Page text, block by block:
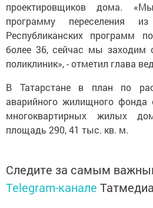
проектировщиков дома.
программу переселения
Республиканских программ
более 36, сейчас мы заходим
поликлиник», - отметил глава
В Татарстане в план по
аварийного жилищного фонда
многоквартирных жилых
площадь 290, 41 тыс. кв. м.
Следите за самым
Telegram-канале Татмедиа